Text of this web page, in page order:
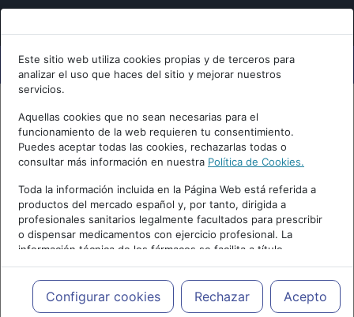
Este sitio web utiliza cookies propias y de terceros para
analizar el uso que haces del sitio y mejorar nuestros
servicios.
Aquellas cookies que no sean necesarias para el
funcionamiento de la web requieren tu consentimiento.
Puedes aceptar todas las cookies, rechazarlas todas o
consultar más información en nuestra Política de Cookies.
Toda la información incluida en la Página Web está referida a
productos del mercado español y, por tanto, dirigida a
profesionales sanitarios legalmente facultados para prescribir
o dispensar medicamentos con ejercicio profesional. La
información técnica de los fármacos se facilita a título
meramente informativo, siendo responsabilidad de los
profesionales facultados prescribir medicamentos y decidir, en
cada caso concreto, el tratamiento más adecuado a las
necesidades del paciente.
Configurar cookies Rechazar Acepto